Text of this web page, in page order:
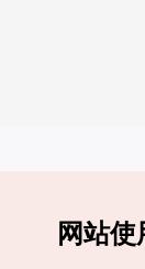
网站使